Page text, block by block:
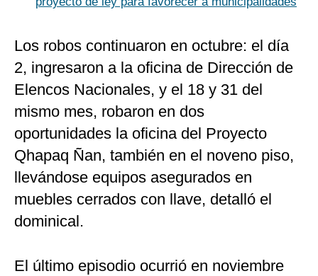
Los robos continuaron en octubre: el día
2, ingresaron a la oficina de Dirección de
Elencos Nacionales, y el 18 y 31 del
mismo mes, robaron en dos
oportunidades la oficina del Proyecto
Qhapaq Ñan, también en el noveno piso,
llevándose equipos asegurados en
muebles cerrados con llave, detalló el
dominical.
El último episodio ocurrió en noviembre